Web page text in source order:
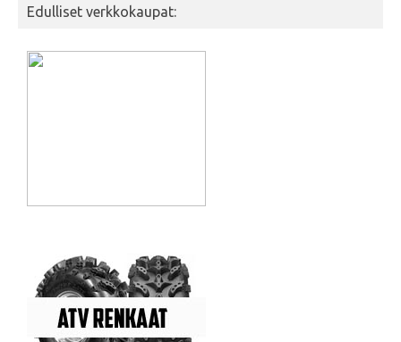
Edulliset verkkokaupat: